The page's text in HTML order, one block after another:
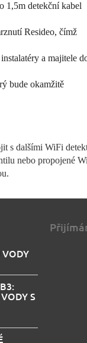
1,5m detekční kabel
Resideo, čímž
a majitele
bude okamžitě
s dalšími WiFi
nebo propojené
VODY
S